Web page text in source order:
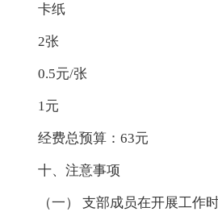
卡纸
2张
0.5元/张
1元
经费总预算：63元
十、注意事项
（一） 支部成员在开展工作时